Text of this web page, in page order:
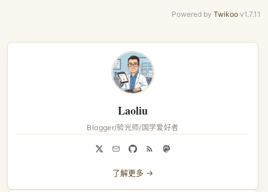
Powered by Twikoo v1.7.11
Laoliu
Blogger/验光师/国学爱好者
了解更多 →